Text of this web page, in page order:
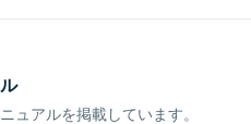
ュアルを掲載しています。